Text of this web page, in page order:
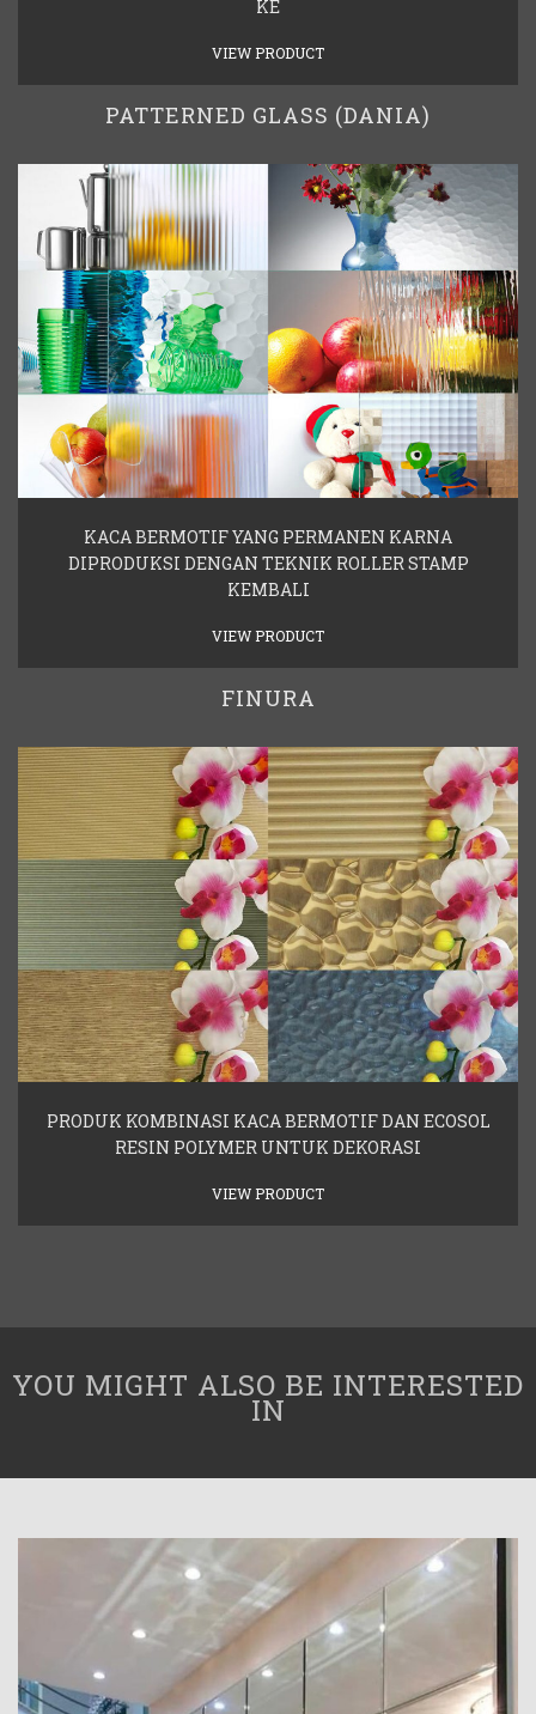
KE
VIEW PRODUCT
PATTERNED GLASS (DANIA)
KACA BERMOTIF YANG PERMANEN KARNA
DIPRODUKSI DENGAN TEKNIK ROLLER STAMP
KEMBALI
VIEW PRODUCT
FINURA
PRODUK KOMBINASI KACA BERMOTIF DAN ECOSOL
RESIN POLYMER UNTUK DEKORASI
VIEW PRODUCT
YOU MIGHT ALSO BE INTERESTED
IN